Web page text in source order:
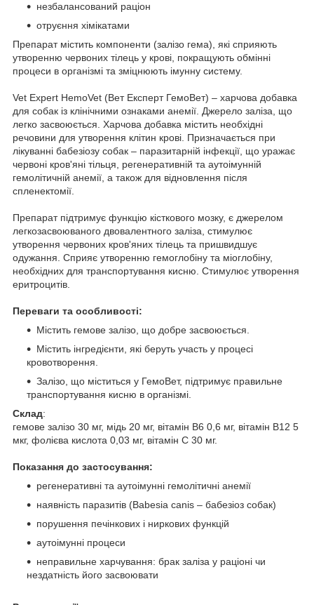
незбалансований раціон
отруєння хімікатами
Препарат містить компоненти (залізо гема), які сприяють
утворенню червоних тілець у крові, покращують обмінні
процеси в організмі та зміцнюють імунну систему.
Vet Expert HemoVet (Вет Експерт ГемоВет) – харчова добавка
для собак із клінічними ознаками анемії. Джерело заліза, що
легко засвоюється. Харчова добавка містить необхідні
речовини для утворення клітин крові. Призначається при
лікуванні бабезіозу собак – паразитарній інфекції, що уражає
червоні кров'яні тільця, регенеративній та аутоімунній
гемолітичній анемії, а також для відновлення після
спленектомії.
Препарат підтримує функцію кісткового мозку, є джерелом
легкозасвоюваного двовалентного заліза, стимулює
утворення червоних кров'яних тілець та пришвидшує
одужання. Сприяє утворенню гемоглобіну та міоглобіну,
необхідних для транспортування кисню. Стимулює утворення
еритроцитів.
Переваги та особливості:
Містить гемове залізо, що добре засвоюється.
Містить інгредієнти, які беруть участь у процесі
кровотворення.
Залізо, що міститься у ГемоВет, підтримує правильне
транспортування кисню в організмі.
Склад:
гемове залізо 30 мг, мідь 20 мг, вітамін В6 0,6 мг, вітамін В12 5
мкг, фолієва кислота 0,03 мг, вітамін С 30 мг.
Показання до застосування:
регенеративні та аутоімунні гемолітичні анемії
наявність паразитів (Babesia canis – бабезіоз собак)
порушення печінкових і ниркових функцій
аутоімунні процеси
неправильне харчування: брак заліза у раціоні чи
нездатність його засвоювати